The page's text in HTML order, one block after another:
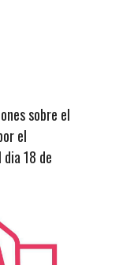
sobre el
el
18 de